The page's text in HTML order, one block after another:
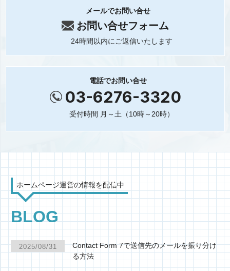
メールでお問い合せ
お問い合せフォーム
24時間以内にご返信いたします
電話でお問い合せ
03-6276-3320
受付時間 月～土（10時～20時）
ホームページ運営の情報を配信中
BLOG
2025/08/31
Contact Form 7で送信先のメールを振り分け
る方法